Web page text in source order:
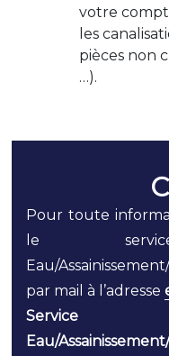
votre
les
pièces non
…).
Pour toute
le service
Eau/
par mail à l’adresse
Service
Eau/